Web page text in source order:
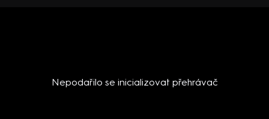
Nepodařilo se inicializovat přehrávač